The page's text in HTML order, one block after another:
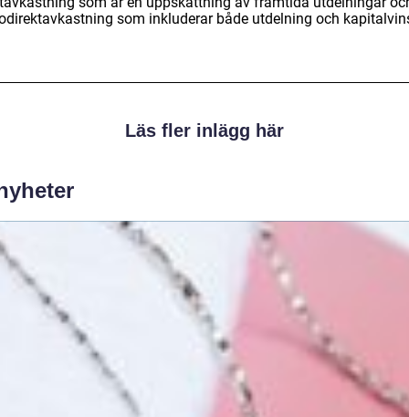
som inkluderar både utdelning och
Läs fler inlägg här